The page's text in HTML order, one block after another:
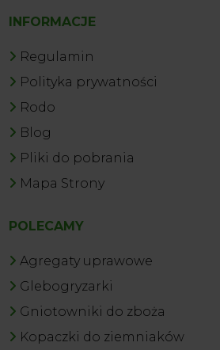
INFORMACJE
Regulamin
Polityka prywatności
Rodo
Blog
Pliki do pobrania
Mapa Strony
POLECAMY
Agregaty uprawowe
Glebogryzarki
Gniotowniki do zboża
Kopaczki do ziemniaków